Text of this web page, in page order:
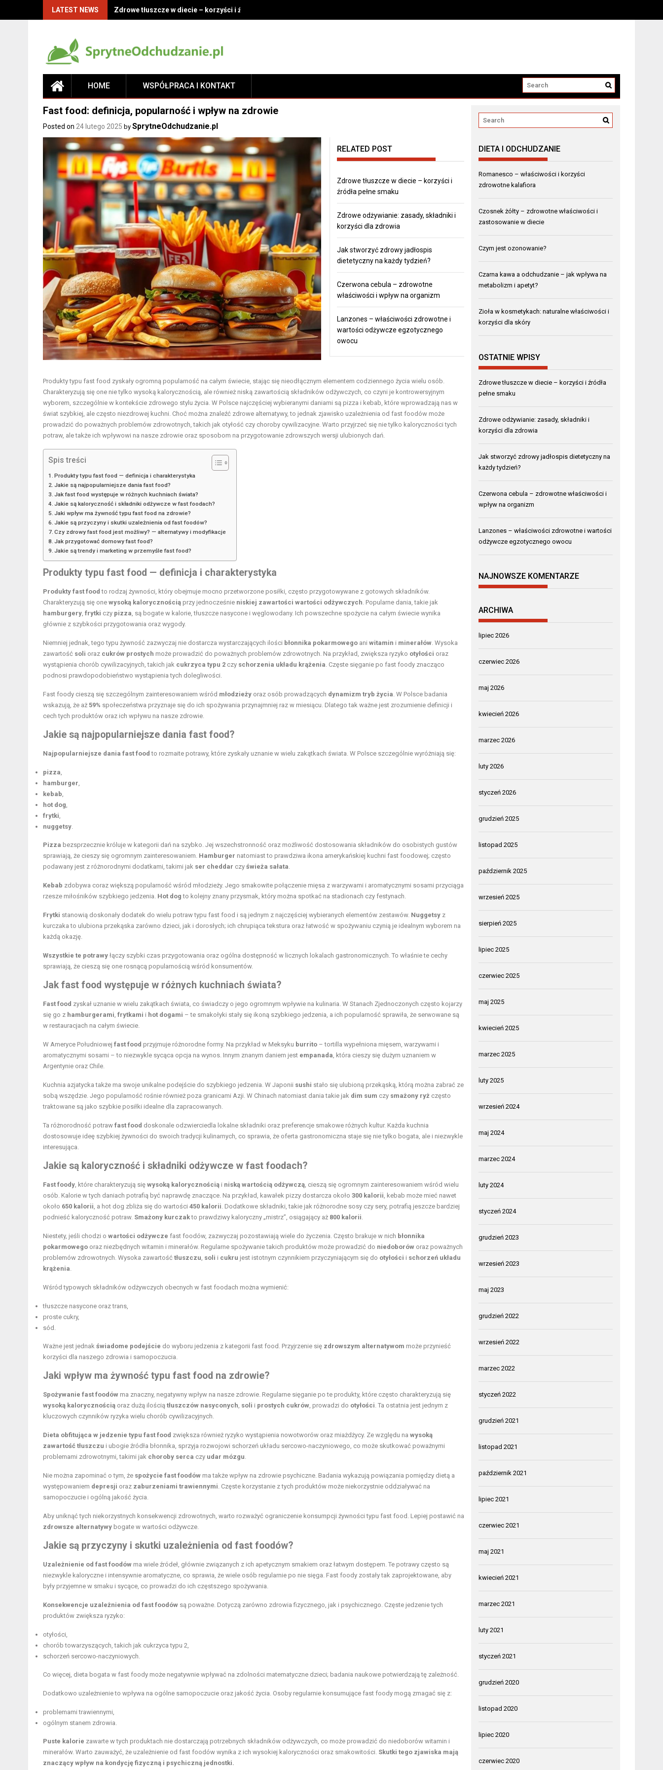
LATEST NEWS Zdrowe tłuszcze w diecie – korzyści i źródła pełne smaku
HOME WSPÓŁPRACA I KONTAKT
Fast food: definicja, popularność i wpływ na zdrowie
Posted on 24 lutego 2025 by SprytneOdchudzanie.pl
RELATED POST
Zdrowe tłuszcze w diecie – korzyści i
źródła pełne smaku
Zdrowe odżywianie: zasady, składniki i
korzyści dla zdrowia
Jak stworzyć zdrowy jadłospis
dietetyczny na każdy tydzień?
Czerwona cebula – zdrowotne
właściwości i wpływ na organizm
Lanzones – właściwości zdrowotne i
wartości odżywcze egzotycznego
owocu
Produkty typu fast food zyskały ogromną popularność na całym świecie, stając się nieodłącznym elementem codziennego życia wielu osób.
Charakteryzują się one nie tylko wysoką kalorycznością, ale również niską zawartością składników odżywczych, co czyni je kontrowersyjnym
wyborem, szczególnie w kontekście zdrowego stylu życia. W Polsce najczęściej wybieranymi daniami są pizza i kebab, które wprowadzają nas w
świat szybkiej, ale często niezdrowej kuchni. Choć można znaleźć zdrowe alternatywy, to jednak zjawisko uzależnienia od fast foodów może
prowadzić do poważnych problemów zdrowotnych, takich jak otyłość czy choroby cywilizacyjne. Warto przyjrzeć się nie tylko kaloryczności tych
potraw, ale także ich wpływowi na nasze zdrowie oraz sposobom na przygotowanie zdrowszych wersji ulubionych dań.
Spis treści
Produkty typu fast food — definicja i charakterystyka
Jakie są najpopularniejsze dania fast food?
Jak fast food występuje w różnych kuchniach świata?
Jakie są kaloryczność i składniki odżywcze w fast foodach?
Jaki wpływ ma żywność typu fast food na zdrowie?
Jakie są przyczyny i skutki uzależnienia od fast foodów?
Czy zdrowy fast food jest możliwy? — alternatywy i modyfikacje
Jak przygotować domowy fast food?
Jakie są trendy i marketing w przemyśle fast food?
Produkty typu fast food — definicja i charakterystyka
Produkty fast food to rodzaj żywności, który obejmuje mocno przetworzone posiłki, często przygotowywane z gotowych składników.
Charakteryzują się one wysoką kalorycznością przy jednocześnie niskiej zawartości wartości odżywczych . Popularne dania, takie jak
hamburgery frytki czy pizza , są bogate w kalorie, tłuszcze nasycone i węglowodany. Ich powszechne spożycie na całym świecie wynika
głównie z szybkości przygotowania oraz wygody.
Niemniej jednak, tego typu żywność zazwyczaj nie dostarcza wystarczających ilości błonnika pokarmowego ani witamin i minerałów . Wysoka
zawartość soli oraz cukrów prostych może prowadzić do poważnych problemów zdrowotnych. Na przykład, zwiększa ryzyko otyłości oraz
wystąpienia chorób cywilizacyjnych, takich jak cukrzyca typu 2 czy schorzenia układu krążenia . Częste sięganie po fast foody znacząco
podnosi prawdopodobieństwo wystąpienia tych dolegliwości.
Fast foody cieszą się szczególnym zainteresowaniem wśród młodzieży oraz osób prowadzących dynamizm tryb życia . W Polsce badania
wskazują, że aż 59% społeczeństwa przyznaje się do ich spożywania przynajmniej raz w miesiącu. Dlatego tak ważne jest zrozumienie definicji i
cech tych produktów oraz ich wpływu na nasze zdrowie.
Jakie są najpopularniejsze dania fast food?
Najpopularniejsze dania fast food to rozmaite potrawy, które zyskały uznanie w wielu zakątkach świata. W Polsce szczególnie wyróżniają się:
pizza
hamburger
kebab
hot dog
frytki
nuggetsy
Pizza bezsprzecznie króluje w kategorii dań na szybko. Jej wszechstronność oraz możliwość dostosowania składników do osobistych gustów
sprawiają, że cieszy się ogromnym zainteresowaniem. Hamburger natomiast to prawdziwa ikona amerykańskiej kuchni fast foodowej; często
podawany jest z różnorodnymi dodatkami, takimi jak ser cheddar czy świeża sałata
Kebab zdobywa coraz większą popularność wśród młodzieży. Jego smakowite połączenie mięsa z warzywami i aromatycznymi sosami przyciąga
rzesze miłośników szybkiego jedzenia. Hot dog to kolejny znany przysmak, który można spotkać na stadionach czy festynach.
Frytki stanowią doskonały dodatek do wielu potraw typu fast food i są jednym z najczęściej wybieranych elementów zestawów. Nuggetsy z
kurczaka to ulubiona przekąska zarówno dzieci, jak i dorosłych; ich chrupiąca tekstura oraz łatwość w spożywaniu czynią je idealnym wyborem na
każdą okazję.
Wszystkie te potrawy łączy szybki czas przygotowania oraz ogólna dostępność w licznych lokalach gastronomicznych. To właśnie te cechy
sprawiają, że cieszą się one rosnącą popularnością wśród konsumentów.
Jak fast food występuje w różnych kuchniach świata?
Fast food zyskał uznanie w wielu zakątkach świata, co świadczy o jego ogromnym wpływie na kulinaria. W Stanach Zjednoczonych często kojarzy
się go z hamburgerami frytkami i hot dogami – te smakołyki stały się ikoną szybkiego jedzenia, a ich popularność sprawiła, że serwowane są
w restauracjach na całym świecie.
W Ameryce Południowej fast food przyjmuje różnorodne formy. Na przykład w Meksyku burrito – tortilla wypełniona mięsem, warzywami i
aromatycznymi sosami – to niezwykle sycąca opcja na wynos. Innym znanym daniem jest empanada , która cieszy się dużym uznaniem w
Argentynie oraz Chile.
Kuchnia azjatycka także ma swoje unikalne podejście do szybkiego jedzenia. W Japonii sushi stało się ulubioną przekąską, którą można zabrać ze
sobą wszędzie. Jego popularność rośnie również poza granicami Azji. W Chinach natomiast dania takie jak dim sum czy smażony ryż często
traktowane są jako szybkie posiłki idealne dla zapracowanych.
Ta różnorodność potraw fast food doskonale odzwierciedla lokalne składniki oraz preferencje smakowe różnych kultur. Każda kuchnia
dostosowuje ideę szybkiej żywności do swoich tradycji kulinarnych, co sprawia, że oferta gastronomiczna staje się nie tylko bogata, ale i niezwykle
interesująca.
Jakie są kaloryczność i składniki odżywcze w fast foodach?
Fast foody , które charakteryzują się wysoką kalorycznością i niską wartością odżywczą , cieszą się ogromnym zainteresowaniem wśród wielu
osób. Kalorie w tych daniach potrafią być naprawdę znaczące. Na przykład, kawałek pizzy dostarcza około 300 kalorii , kebab może mieć nawet
około 650 kalorii , a hot dog zbliża się do wartości 450 kalorii . Dodatkowe składniki, takie jak różnorodne sosy czy sery, potrafią jeszcze bardziej
podnieść kaloryczność potraw. Smażony kurczakto prawdziwy kaloryczny „mistrz”, osiągający aż 800 kalorii
Niestety, jeśli chodzi o wartości odżywcze fast foodów, zazwyczaj pozostawiają wiele do życzenia. Często brakuje w nich błonnika
pokarmowego oraz niezbędnych witamin i minerałów. Regularne spożywanie takich produktów może prowadzić do niedoborów oraz poważnych
problemów zdrowotnych. Wysoka zawartość tłuszczu soli i cukru jest istotnym czynnikiem przyczyniającym się do otyłości i schorzeń układu
krążenia
Wśród typowych składników odżywczych obecnych w fast foodach można wymienić:
tłuszcze nasycone oraz trans,
proste cukry,
sód.
Ważne jest jednak świadome podejście do wyboru jedzenia z kategorii fast food. Przyjrzenie się zdrowszym alternatywom może przynieść
korzyści dla naszego zdrowia i samopoczucia.
Jaki wpływ ma żywność typu fast food na zdrowie?
Spożywanie fast foodów ma znaczny, negatywny wpływ na nasze zdrowie. Regularne sięganie po te produkty, które często charakteryzują się
wysoką kalorycznością oraz dużą ilością tłuszczów nasyconych soli i prostych cukrów , prowadzi do otyłości . Ta ostatnia jest jednym z
kluczowych czynników ryzyka wielu chorób cywilizacyjnych.
Dieta obfitująca w jedzenie typu fast food zwiększa również ryzyko wystąpienia nowotworów oraz miażdżycy. Ze względu na wysoką
zawartość tłuszczu i ubogie źródła błonnika, sprzyja rozwojowi schorzeń układu sercowo-naczyniowego, co może skutkować poważnymi
problemami zdrowotnymi, takimi jak choroby serca czy udar mózgu
Nie można zapominać o tym, że spożycie fast foodów ma także wpływ na zdrowie psychiczne. Badania wykazują powiązania pomiędzy dietą a
występowaniem depresji oraz zaburzeniami trawiennymi . Częste korzystanie z tych produktów może niekorzystnie oddziaływać na
samopoczucie i ogólną jakość życia.
Aby uniknąć tych niekorzystnych konsekwencji zdrowotnych, warto rozważyć ograniczenie konsumpcji żywności typu fast food. Lepiej postawić na
zdrowsze alternatywy bogate w wartości odżywcze.
Jakie są przyczyny i skutki uzależnienia od fast foodów?
Uzależnienie od fast foodów ma wiele źródeł, głównie związanych z ich apetycznym smakiem oraz łatwym dostępem. Te potrawy często są
niezwykle kaloryczne i intensywnie aromatyczne, co sprawia, że wiele osób regularnie po nie sięga. Fast foody zostały tak zaprojektowane, aby
były przyjemne w smaku i sycące, co prowadzi do ich częstszego spożywania.
Konsekwencje uzależnienia od fast foodów są poważne. Dotyczą zarówno zdrowia fizycznego, jak i psychicznego. Częste jedzenie tych
produktów zwiększa ryzyko:
otyłości,
chorób towarzyszących, takich jak cukrzyca typu 2,
schorzeń sercowo-naczyniowych.
Co więcej, dieta bogata w fast foody może negatywnie wpływać na zdolności matematyczne dzieci; badania naukowe potwierdzają tę zależność.
Dodatkowo uzależnienie to wpływa na ogólne samopoczucie oraz jakość życia. Osoby regularnie konsumujące fast foody mogą zmagać się z:
problemami trawiennymi,
ogólnym stanem zdrowia.
Puste kalorie zawarte w tych produktach nie dostarczają potrzebnych składników odżywczych, co może prowadzić do niedoborów witamin i
minerałów. Warto zauważyć, że uzależnienie od fast foodów wynika z ich wysokiej kaloryczności oraz smakowitości. Skutki tego zjawiska mają
znaczący wpływ na kondycję fizyczną i psychiczną jednostki.
DIETA I ODCHUDZANIE
Romanesco – właściwości i korzyści
zdrowotne kalafiora
Czosnek żółty – zdrowotne właściwości i
zastosowanie w diecie
Czym jest ozonowanie?
Czarna kawa a odchudzanie – jak wpływa na
metabolizm i apetyt?
Zioła w kosmetykach: naturalne właściwości i
korzyści dla skóry
OSTATNIE WPISY
Zdrowe tłuszcze w diecie – korzyści i źródła
pełne smaku
Zdrowe odżywianie: zasady, składniki i
korzyści dla zdrowia
Jak stworzyć zdrowy jadłospis dietetyczny na
każdy tydzień?
Czerwona cebula – zdrowotne właściwości i
wpływ na organizm
Lanzones – właściwości zdrowotne i wartości
odżywcze egzotycznego owocu
NAJNOWSZE KOMENTARZE
ARCHIWA
lipiec 2026
czerwiec 2026
maj 2026
kwiecień 2026
marzec 2026
luty 2026
styczeń 2026
grudzień 2025
listopad 2025
październik 2025
wrzesień 2025
sierpień 2025
lipiec 2025
czerwiec 2025
maj 2025
kwiecień 2025
marzec 2025
luty 2025
wrzesień 2024
maj 2024
marzec 2024
luty 2024
styczeń 2024
grudzień 2023
wrzesień 2023
maj 2023
grudzień 2022
wrzesień 2022
marzec 2022
styczeń 2022
grudzień 2021
listopad 2021
październik 2021
lipiec 2021
czerwiec 2021
maj 2021
kwiecień 2021
marzec 2021
luty 2021
styczeń 2021
grudzień 2020
listopad 2020
lipiec 2020
czerwiec 2020